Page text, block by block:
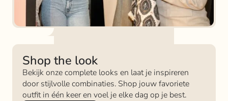
Shop the look
Bekijk onze complete looks en laat je inspireren
door stijlvolle combinaties. Shop jouw favoriete
outfit in één keer en voel je elke dag op je best.